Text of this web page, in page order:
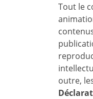
Tout le
outre,